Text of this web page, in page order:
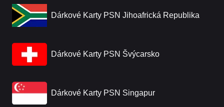
Dárkové Karty PSN Jihoafrická Republika
Dárkové Karty PSN Švýcarsko
Dárkové Karty PSN Singapur